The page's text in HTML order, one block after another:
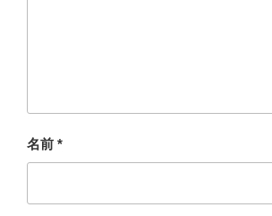
名前 *